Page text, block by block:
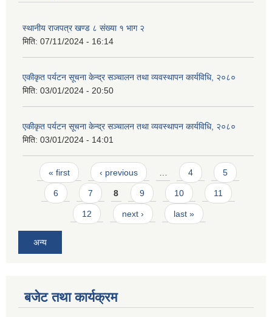
स्थानीय राजपत्र खण्ड ८ संख्या १ भाग २
मिति: 07/11/2024 - 16:14
एकीकृत पर्यटन सूचना केन्द्र सञ्चालन तथा व्यवस्थापन कार्यविधि, २०८०
मिति: 03/01/2024 - 20:50
एकीकृत पर्यटन सूचना केन्द्र सञ्चालन तथा व्यवस्थापन कार्यविधि, २०८०
मिति: 03/01/2024 - 14:01
Pages
« first ‹ previous … 4 5
6 7 8 9 10 11
12 next › last »
अन्य
बजेट तथा कार्यक्रम